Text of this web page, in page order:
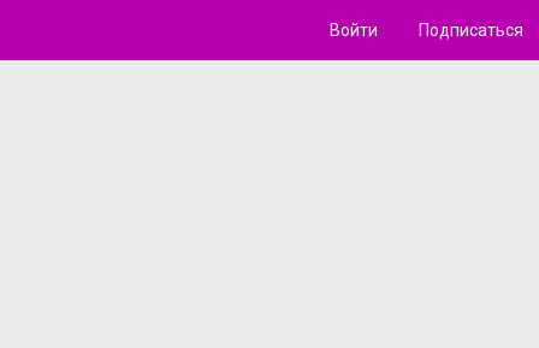
Войти Подписаться